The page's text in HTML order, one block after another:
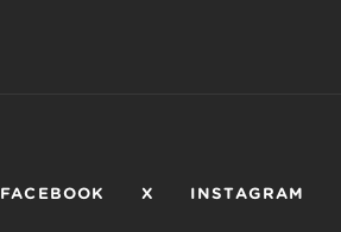
FACEBOOK X INSTAGRAM